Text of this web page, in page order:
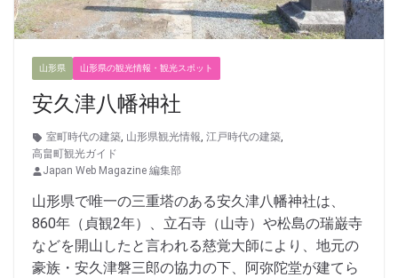
山形県 山形県の観光情報・観光スポット
安久津八幡神社
室町時代の建築, 山形県観光情報, 江戸時代の建築,
高畠町観光ガイド
Japan Web Magazine 編集部
山形県で唯一の三重塔のある安久津八幡神社は、
860年（貞観2年）、立石寺（山寺）や松島の瑞巌寺
などを開山したと言われる慈覚大師により、地元の
豪族・安久津磐三郎の協力の下、阿弥陀堂が建てら